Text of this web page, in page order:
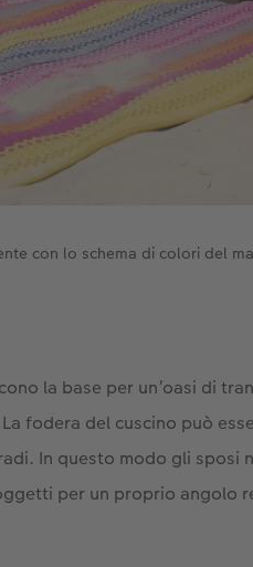
con lo schema di colori del
la base per un’oasi di
fodera del cuscino può
In questo modo gli
per un proprio angolo